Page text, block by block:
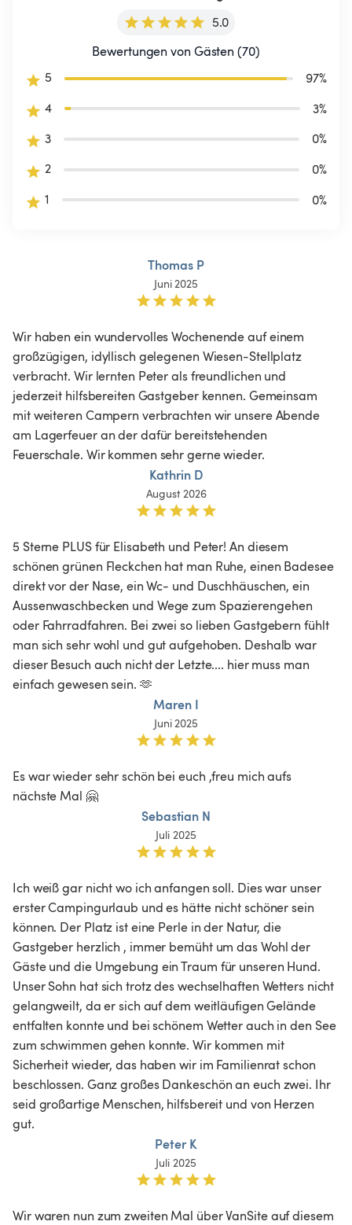
5.0
Bewertungen von Gästen (70)
5
97%
4
3%
3
0%
2
0%
1
0%
Thomas P
Juni 2025
Wir haben ein wundervolles Wochenende auf einem
großzügigen, idyllisch gelegenen Wiesen-Stellplatz
verbracht. Wir lernten Peter als freundlichen und
jederzeit hilfsbereiten Gastgeber kennen. Gemeinsam
mit weiteren Campern verbrachten wir unsere Abende
am Lagerfeuer an der dafür bereitstehenden
Feuerschale. Wir kommen sehr gerne wieder.
Kathrin D
August 2026
5 Sterne PLUS für Elisabeth und Peter! An diesem
schönen grünen Fleckchen hat man Ruhe, einen Badesee
direkt vor der Nase, ein Wc- und Duschhäuschen, ein
Aussenwaschbecken und Wege zum Spazierengehen
oder Fahrradfahren. Bei zwei so lieben Gastgebern fühlt
man sich sehr wohl und gut aufgehoben. Deshalb war
dieser Besuch auch nicht der Letzte.... hier muss man
einfach gewesen sein. 🫶
Maren I
Juni 2025
Es war wieder sehr schön bei euch ,freu mich aufs
nächste Mal 🤗
Sebastian N
Juli 2025
Ich weiß gar nicht wo ich anfangen soll. Dies war unser
erster Campingurlaub und es hätte nicht schöner sein
können. Der Platz ist eine Perle in der Natur, die
Gastgeber herzlich , immer bemüht um das Wohl der
Gäste und die Umgebung ein Traum für unseren Hund.
Unser Sohn hat sich trotz des wechselhaften Wetters nicht
gelangweilt, da er sich auf dem weitläufigen Gelände
entfalten konnte und bei schönem Wetter auch in den See
zum schwimmen gehen konnte. Wir kommen mit
Sicherheit wieder, das haben wir im Familienrat schon
beschlossen. Ganz großes Dankeschön an euch zwei. Ihr
seid großartige Menschen, hilfsbereit und von Herzen
gut.
Peter K
Juli 2025
Wir waren nun zum zweiten Mal über VanSite auf diesem